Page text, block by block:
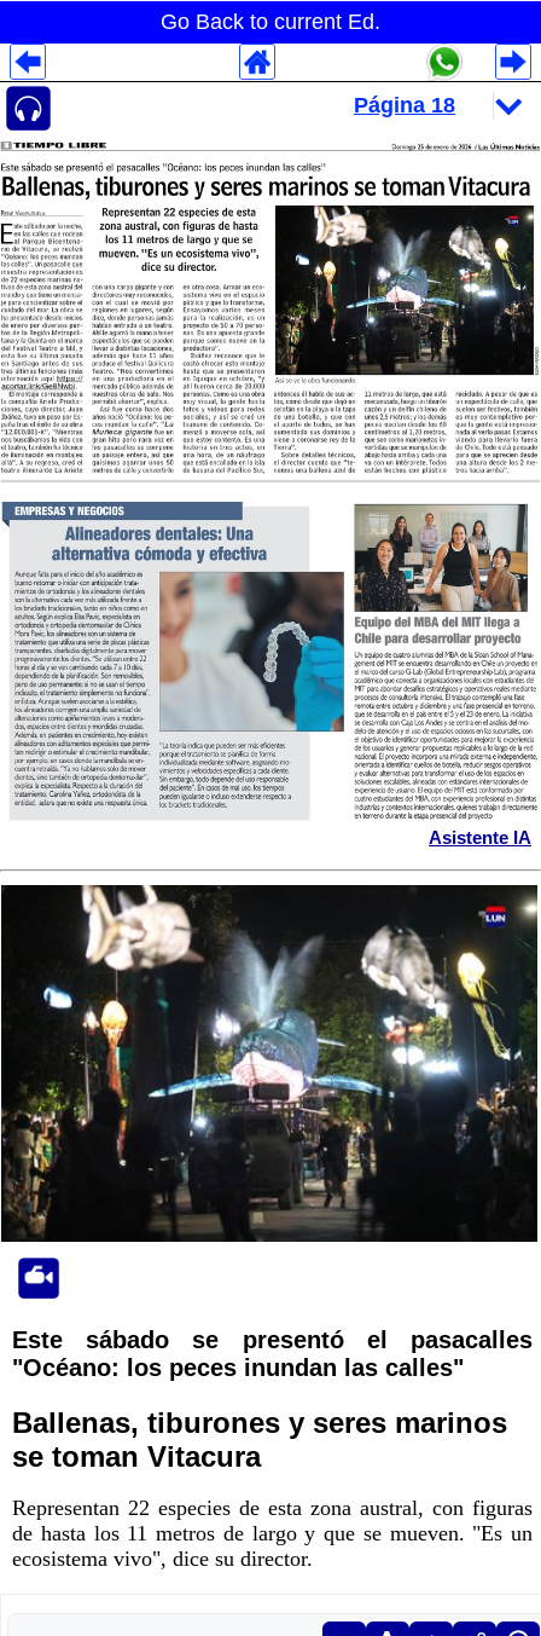
Go Back to current Ed.
Asistente IA
Este sábado se presentó el pasacalles
"Océano: los peces inundan las calles"
Ballenas, tiburones y seres marinos
se toman Vitacura
Representan 22 especies de esta zona austral, con figuras
de hasta los 11 metros de largo y que se mueven. "Es un
ecosistema vivo", dice su director.
Despliegues Analytics
Despliegues Totales
Despliegues por Rubros